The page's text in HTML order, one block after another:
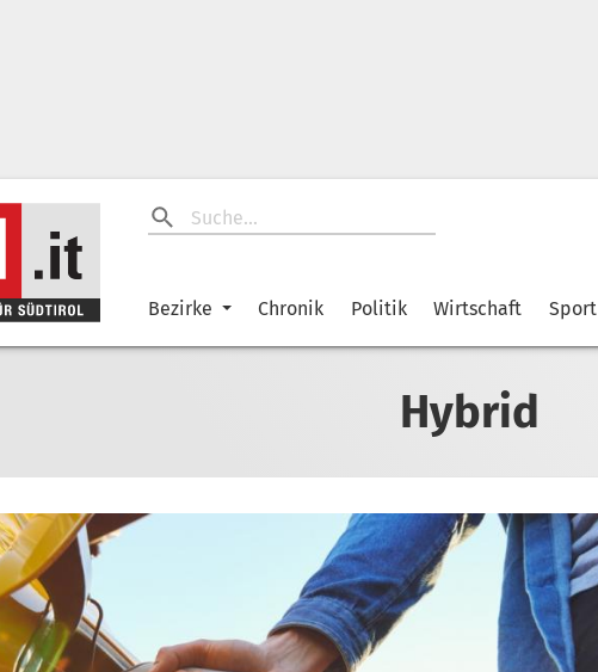
Bezirke Chronik Politik Wirtschaft Sport
Hybrid